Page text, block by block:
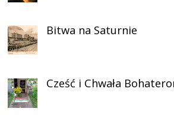
Bitwa na Saturnie
Cześć i Chwała